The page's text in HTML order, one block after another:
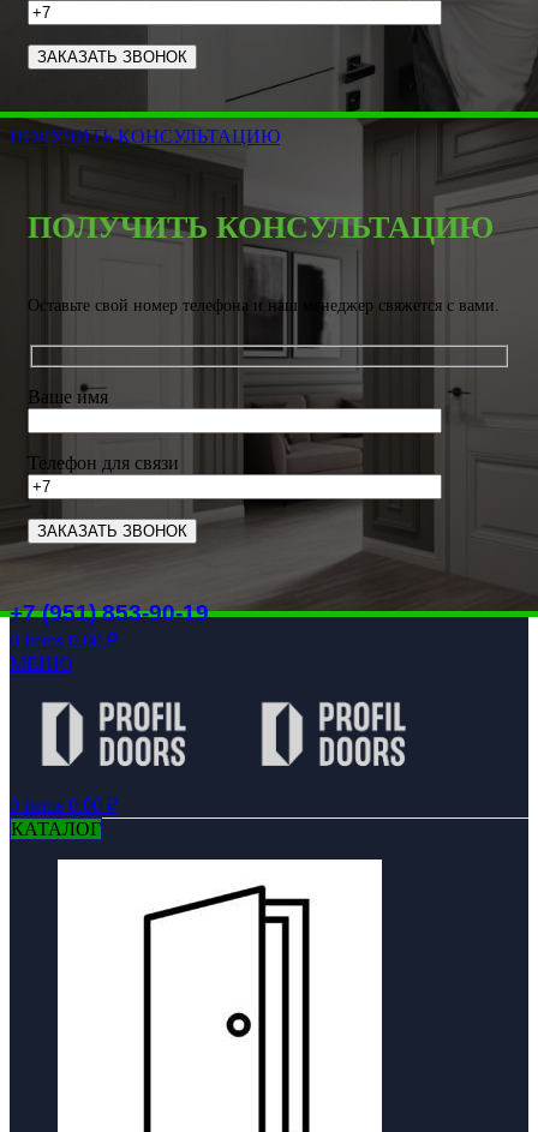
ПОЛУЧИТЬ КОНСУЛЬТАЦИЮ
ПОЛУЧИТЬ КОНСУЛЬТАЦИЮ
Оставьте свой номер телефона и наш менеджер свяжется с вами.
Ваше имя
Телефон для связи
+7 (951) 853-90-19
0 items 0.00 ₽
МЕНЮ
0 items 0.00 ₽
КАТАЛОГ